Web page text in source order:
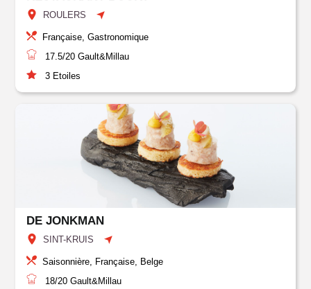
ROULERS
Française, Gastronomique
17.5/20 Gault&Millau
3 Etoiles
DE JONKMAN
SINT-KRUIS
Saisonnière, Française, Belge
18/20 Gault&Millau